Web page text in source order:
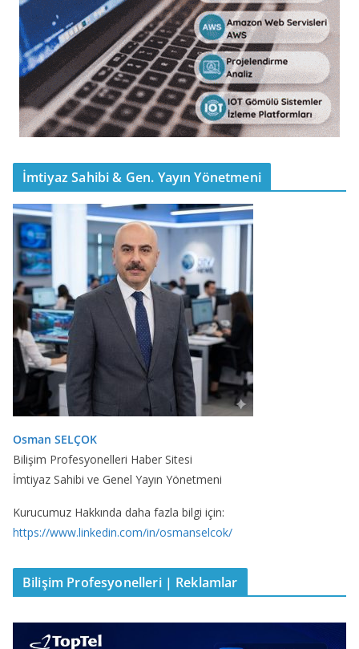
İmtiyaz Sahibi & Gen. Yayın Yönetmeni
Osman SELÇOK
Bilişim Profesyonelleri Haber Sitesi
İmtiyaz Sahibi ve Genel Yayın Yönetmeni
Kurucumuz Hakkında daha fazla bilgi için:
https://www.linkedin.com/in/osmanselcok/
Bilişim Profesyonelleri | Reklamlar